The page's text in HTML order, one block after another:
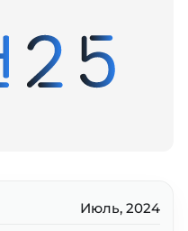
Июль, 2024